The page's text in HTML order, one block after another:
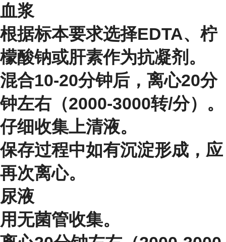
血浆
根据标本要求选择EDTA、柠
檬酸钠或肝素作为抗凝剂。
混合10-20分钟后，离心20分
钟左右（2000-3000转/分）。
仔细收集上清液。
保存过程中如有沉淀形成，应
再次离心。
尿液
用无菌管收集。